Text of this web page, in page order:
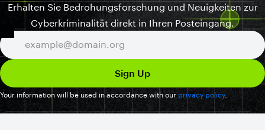
Erhalten Sie Bedrohungsforschung und Neuigkeiten zur
Cyberkriminalität direkt in Ihren Posteingang.
Your information will be used in accordance with our privacy policy.